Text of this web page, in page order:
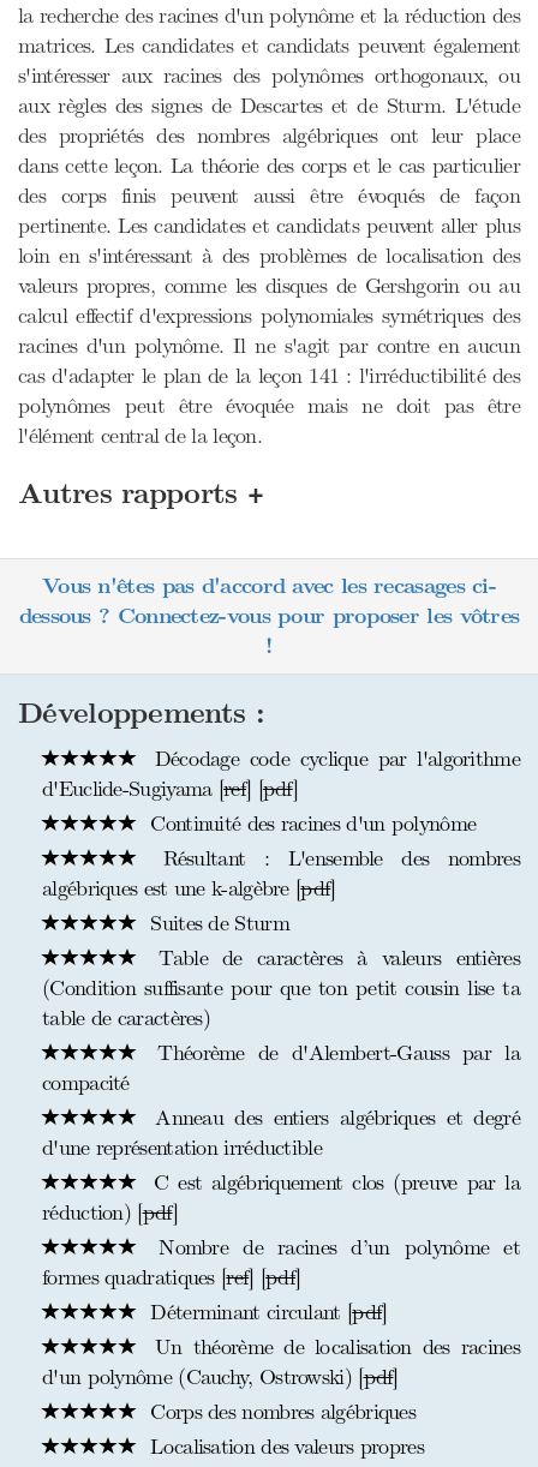
la recherche des racines d'un polynôme et la réduction des
matrices. Les candidates et candidats peuvent également
s'intéresser aux racines des polynômes orthogonaux, ou
aux règles des signes de Descartes et de Sturm. L'étude
des propriétés des nombres algébriques ont leur place
dans cette leçon. La théorie des corps et le cas particulier
des corps finis peuvent aussi être évoqués de façon
pertinente. Les candidates et candidats peuvent aller plus
loin en s'intéressant à des problèmes de localisation des
valeurs propres, comme les disques de Gershgorin ou au
calcul effectif d'expressions polynomiales symétriques des
racines d'un polynôme. Il ne s'agit par contre en aucun
cas d'adapter le plan de la leçon 141 : l'irréductibilité des
polynômes peut être évoquée mais ne doit pas être
l'élément central de la leçon.
Autres rapports +
Vous n'êtes pas d'accord avec les recasages ci-
dessous ? Connectez-vous pour proposer les vôtres
!
Développements :
Décodage code cyclique par l'algorithme
d'Euclide-Sugiyama [ref] [pdf]
Continuité des racines d'un polynôme
Résultant : L'ensemble des nombres
algébriques est une k-algèbre [pdf]
Suites de Sturm
Table de caractères à valeurs entières
(Condition suffisante pour que ton petit cousin lise ta
table de caractères)
Théorème de d'Alembert-Gauss par la
compacité
Anneau des entiers algébriques et degré
d'une représentation irréductible
C est algébriquement clos (preuve par la
réduction) [pdf]
Nombre de racines d’un polynôme et
formes quadratiques [ref] [pdf]
Déterminant circulant [pdf]
Un théorème de localisation des racines
d'un polynôme (Cauchy, Ostrowski) [pdf]
Corps des nombres algébriques
Localisation des valeurs propres